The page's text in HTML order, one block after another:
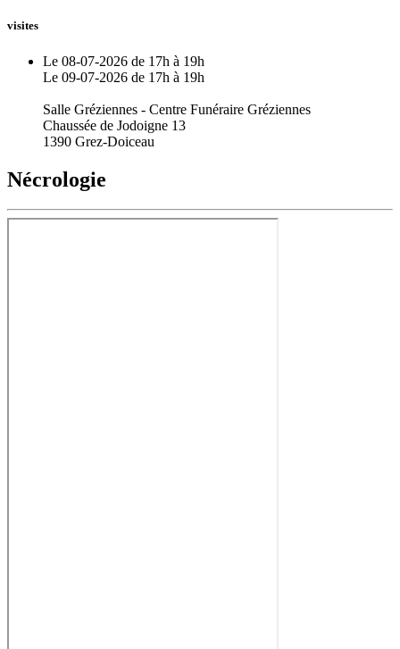
visites
Le 08-07-2026 de 17h à 19h
Le 09-07-2026 de 17h à 19h
Salle Gréziennes - Centre Funéraire Gréziennes
Chaussée de Jodoigne 13
1390 Grez-Doiceau
Nécrologie